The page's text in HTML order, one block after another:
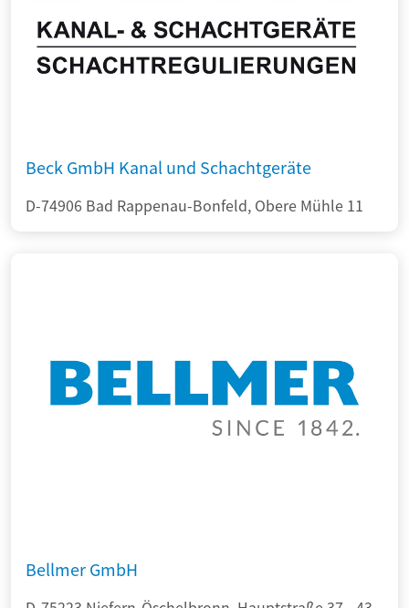
Beck GmbH Kanal und Schachtgeräte
D-74906 Bad Rappenau-Bonfeld, Obere Mühle 11
Bellmer GmbH